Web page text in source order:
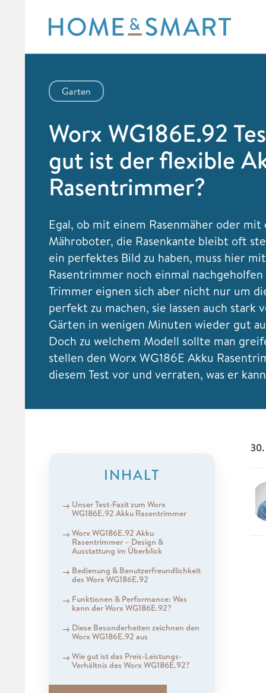
content
Garten
Worx WG186E.92
gut ist der flexible
Rasentrimmer?
Egal, ob mit einem Rasenmäher oder mit
Mähroboter, die Rasenkante bleibt oft
ein perfektes Bild zu haben, muss hier
Rasentrimmer noch einmal
Trimmer eignen sich aber nicht nur um
perfekt zu machen, sie lassen auch stark
Gärten in wenigen Minuten wieder gut
Doch zu welchem Modell sollte man
stellen den Worx WG186E Akku
diesem Test vor und verraten, was er
INHALT
Unser Test-Fazit zum Worx
WG186E.92 Akku Rasentrimmer
Worx WG186E.92 Akku
Rasentrimmer – Design &
Ausstattung im Überblick
Bedienung & Benutzerfreundlichkeit
des Worx WG186E.92
Funktionen & Performance: Was
kann der Worx WG186E.92?
Diese Besonderheiten zeichnen den
Worx WG186E.92 aus
Wie gut ist das Preis-Leistungs-
Verhältnis des Worx WG186E.92?